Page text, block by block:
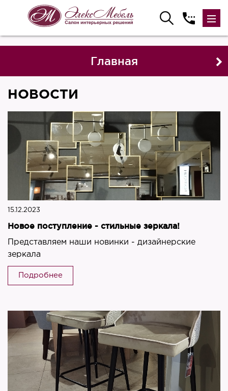
Главная
НОВОСТИ
15.12.2023
Новое поступление - стильные зеркала!
Представляем наши новинки - дизайнерские
зеркала
Подробнее